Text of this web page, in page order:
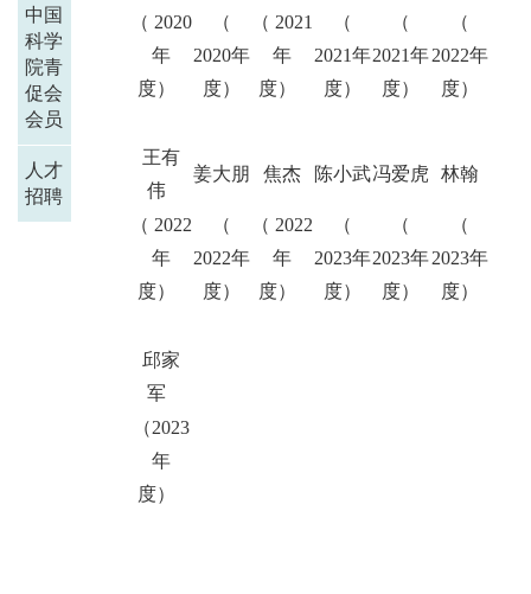
中国
科学
院青
促会
会员
人才
招聘
（ 2020
年
度）
（
2020年
度）
（ 2021
年
度）
（
2021年
度）
（
2021年
度）
（
2022年
度）
王有
伟
姜大朋 焦杰 陈小武冯爱虎 林翰
（ 2022
年
度）
（
2022年
度）
（ 2022
年
度）
（
2023年
度）
（
2023年
度）
（
2023年
度）
邱家
军
（2023
年
度）